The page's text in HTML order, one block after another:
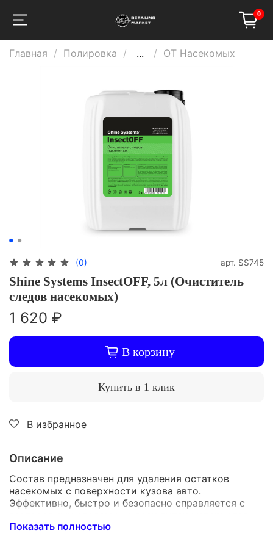
0
Главная Полировка ... ОТ Насекомых
(0) арт. SS745
Shine Systems InsectOFF, 5л (Очиститель
следов насекомых)
1 620 ₽
В корзину
Купить в 1 клик
В избранное
Описание
Состав предназначен для удаления остатков
насекомых с поверхности кузова авто.
Эффективно, быстро и безопасно справляется с
экстерьера – лакокрасочном покрытии, стеклах,
Показать полностью